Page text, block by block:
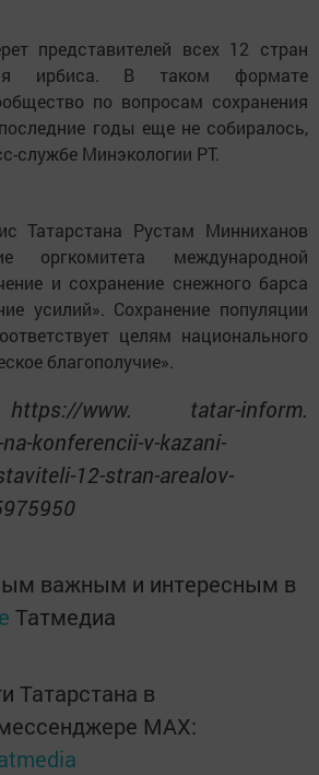
представителей всех 12 стран
ирбиса. В таком формате
по вопросам сохранения
годы еще не собиралось,
службе Минэкологии РТ.
Татарстана Рустам Минниханов
оргкомитета международной
и сохранение снежного барса
усилий». Сохранение популяции
целям национального
благополучие».
www. tatar-inform.
konferencii-v-kazani-
12-stran-arealov-
важным и интересным в
Татмедиа
Татарстана в
MАХ: